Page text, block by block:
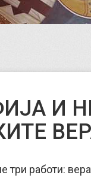
И
три работи: